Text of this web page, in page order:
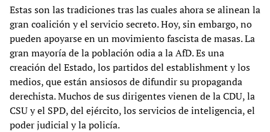
Estas son las tradiciones tras las cuales ahora se alinean la
gran coalición y el servicio secreto. Hoy, sin embargo, no
pueden apoyarse en un movimiento fascista de masas. La
gran mayoría de la población odia a la AfD. Es una
creación del Estado, los partidos del establishment y los
medios, que están ansiosos de difundir su propaganda
derechista. Muchos de sus dirigentes vienen de la CDU, la
CSU y el SPD, del ejército, los servicios de inteligencia, el
poder judicial y la policía.